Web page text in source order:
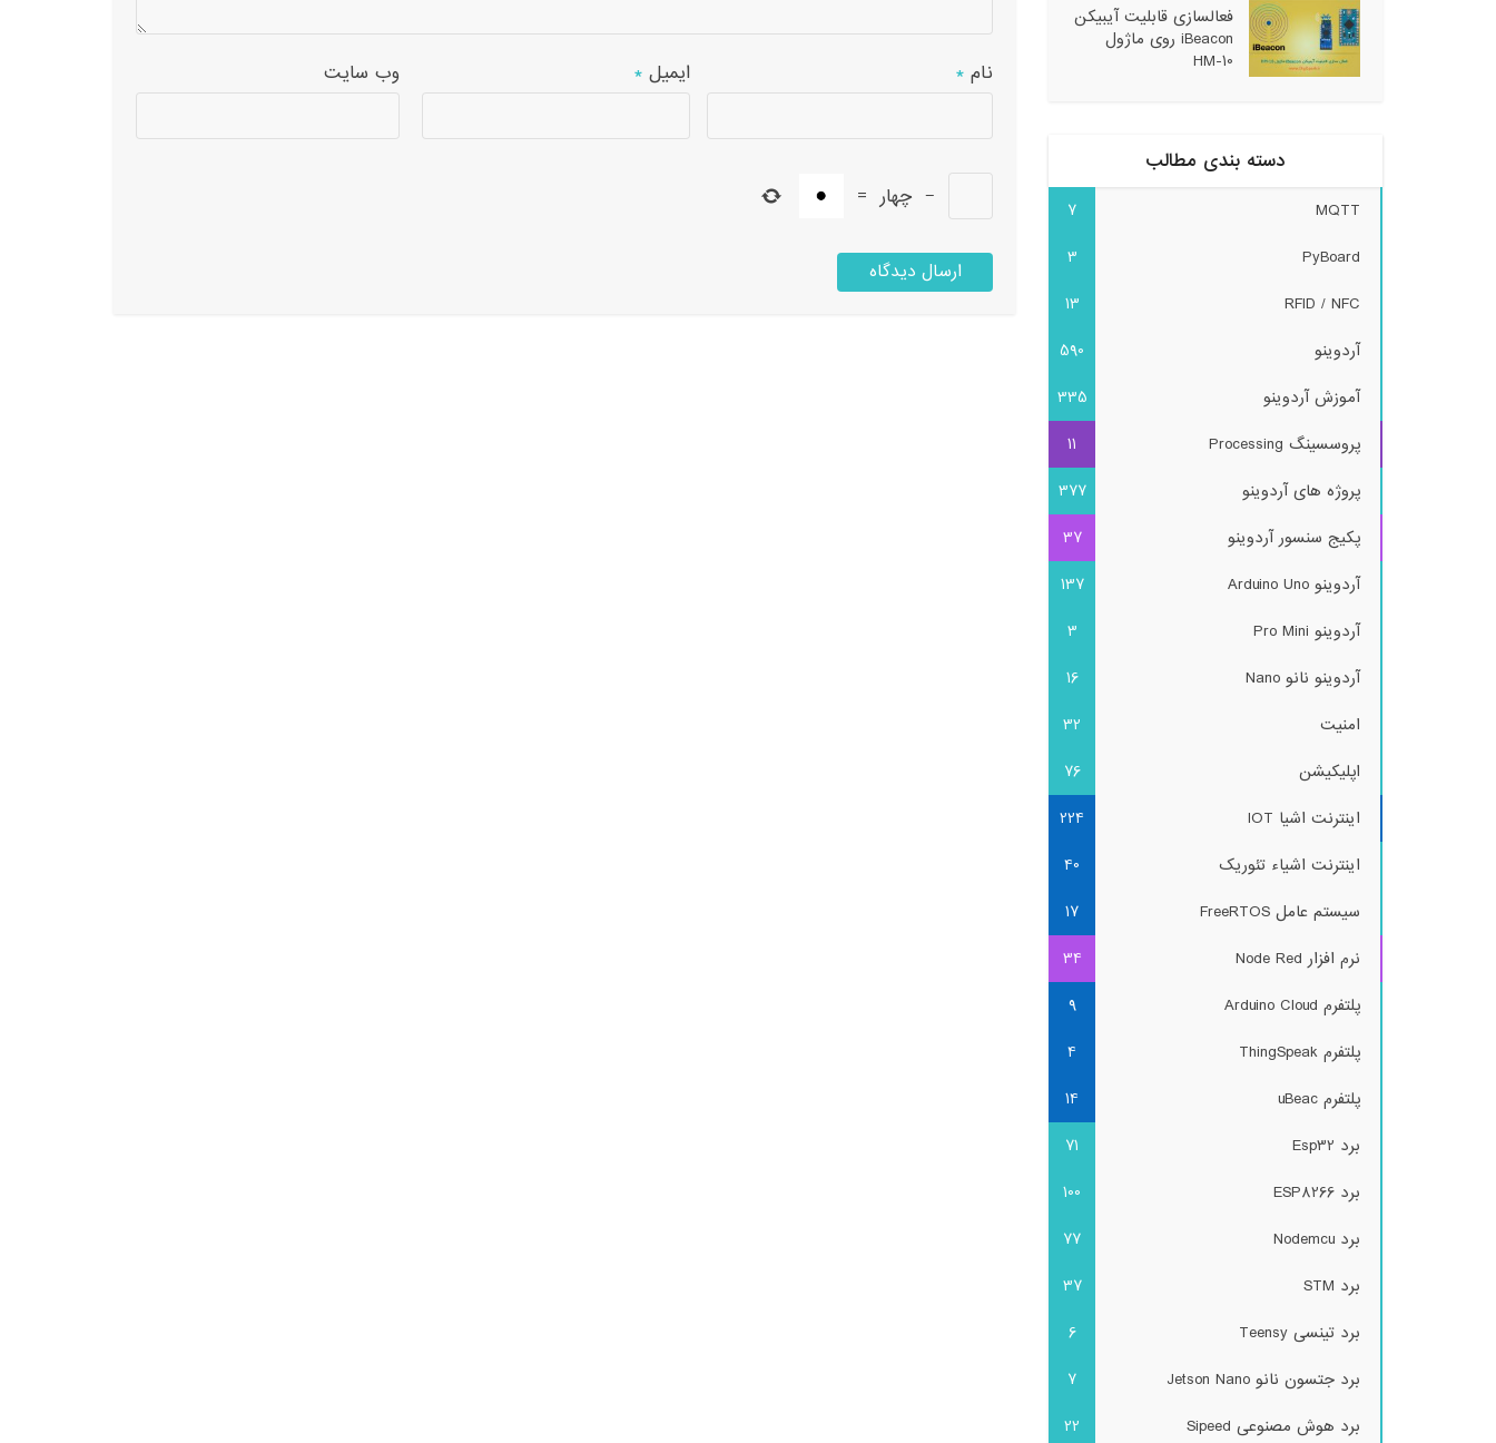
نام * ایمیل * وب‌ سایت
− چهار =
فعالسازی قابلیت آیبیکن
iBeacon روی ماژول
HM-10
دسته بندی مطالب
MQTT
7
PyBoard
3
RFID / NFC
13
آردوینو
590
آموزش آردوینو
335
پروسسینگ Processing
11
پروژه های آردوینو
377
پکیج سنسور آردوینو
37
آردوینو Arduino Uno
137
آردوینو Pro Mini
3
آردوینو نانو Nano
16
امنیت
32
اپلیکیشن
76
اینترنت اشیا IOT
224
اینترنت اشیاء تئوریک
40
سیستم عامل FreeRTOS
17
نرم افزار Node Red
34
پلتفرم Arduino Cloud
9
پلتفرم ThingSpeak
4
پلتفرم uBeac
14
برد Esp32
71
برد ESP8266
100
برد Nodemcu
77
برد STM
37
برد تینسی Teensy
6
برد جتسون نانو Jetson Nano
7
برد هوش مصنوعی Sipeed
22